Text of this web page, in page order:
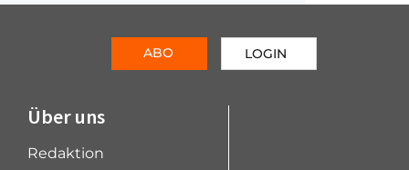
Über uns
Redaktion
ABO LOGIN